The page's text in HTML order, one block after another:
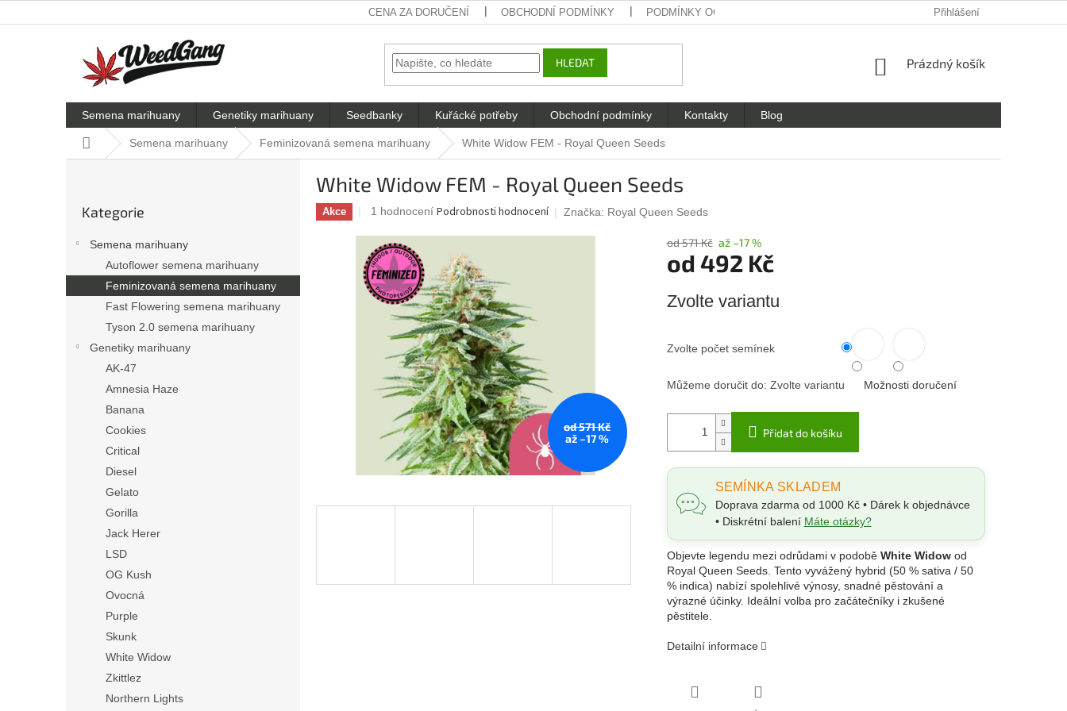
na
CENA ZA DORUČENÍ OBCHODNÍ PODMÍNKY PODMÍNKY OCHRANY OSOBNÍCH ÚDAJŮ Přihlášení
HLEDAT
NÁKUPNÍ
Prázdný košík
Semena marihuany Genetiky marihuany Seedbanky Kuřácké potřeby Obchodní podmínky Kontakty Blog
Domů Semena marihuany Feminizovaná semena marihuany White Widow FEM - Royal Queen Seeds
n
kategorie
Kategorie
Semena marihuany
Autoflower semena marihuany
Feminizovaná semena marihuany
Fast Flowering semena marihuany
Tyson 2.0 semena marihuany
Genetiky marihuany
AK-47
Amnesia Haze
Banana
Cookies
Critical
Diesel
Gelato
Gorilla
Jack Herer
LSD
OG Kush
Ovocná
Purple
Skunk
White Widow
Zkittlez
Northern Lights
White Widow FEM - Royal Queen Seeds
Akce
Průměrné
produktu
je
5,0
z
5
hvězdiček.
1 hodnocení Podrobnosti hodnocení Značka: Royal Queen Seeds
od 571 Kč
až –17 %
od 571 Kč až –17 %
od 492 Kč
cena:
Zvolte variantu
Zvolte počet semínek
Můžeme doručit do: Zvolte variantu Možnosti doručení
Přidat do košíku
SEMÍNKA SKLADEM
Doprava zdarma od 1000 Kč • Dárek k objednávce
• Diskrétní balení Máte otázky?
Objevte legendu mezi odrůdami v podobě White Widowod
Royal Queen Seeds. Tento vyvážený hybrid (50 % sativa / 50
% indica) nabízí spolehlivé výnosy, snadné pěstování a
výrazné účinky. Ideální volba pro začátečníky i zkušené
pěstitele.
Detailní informace